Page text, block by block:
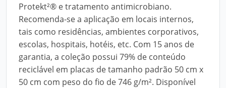
Protekt²® e tratamento antimicrobiano.
Recomenda-se a aplicação em locais internos,
tais como residências, ambientes corporativos,
escolas, hospitais, hotéis, etc. Com 15 anos de
garantia, a coleção possui 79% de conteúdo
reciclável em placas de tamanho padrão 50 cm x
50 cm com peso do fio de 746 g/m². Disponível